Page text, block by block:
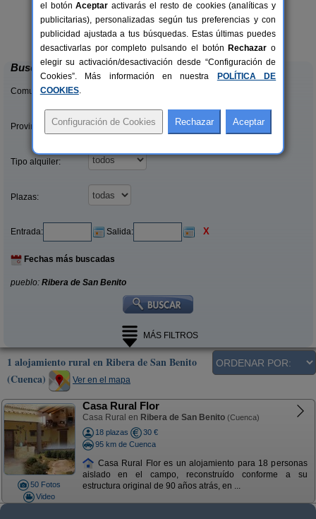
3-12 pers.
desde22 €
La Casa de La Posada
Ribagorda (Cuenca)
Buscar
Comunidades:
Provincias/Islas:
Tipo alquiler:
Plazas:
Entrada: Salida: X
Fechas más buscadas
pueblo: Ribera de San Benito
MÁS FILTROS
1 alojamiento rural en Ribera de San Benito
(Cuenca)
Ver en el mapa
50 Fotos
Video
Casa Rural Flor
Casa Rural en Ribera de San Benito (Cuenca)
18 plazas
30 €
95 km de Cuenca
Casa Rural Flor es un alojamiento para 18 personas
aislado en el campo, reconstruído conforme a su
estructura original de 90 años atrás, en ...
el botónAceptar activarás el resto de cookies (analíticas y
publicitarias), personalizadas según tus preferencias y con
publicidad ajustada a tus búsquedas. Estas últimas puedes
desactivarlas por completo pulsando el botón Rechazar o
elegir su activación/desactivación desde “Configuración de
Cookies”. Más información en nuestra
POLÍTICA DE
COOKIES.